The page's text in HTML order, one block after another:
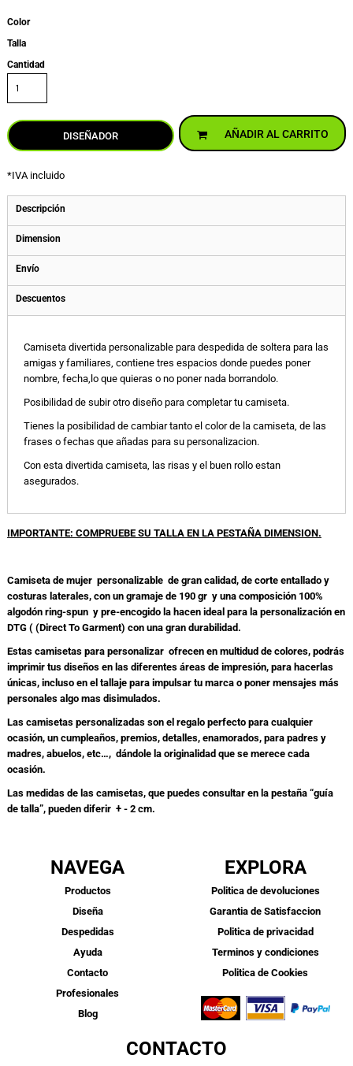
Color
Talla
Cantidad
DISEÑADOR AÑADIR AL CARRITO
*IVA incluido
Descripción
Dimension
Envío
Descuentos
Camiseta divertida personalizable para despedida de soltera para las
amigas y familiares, contiene tres espacios donde puedes poner
nombre, fecha,lo que quieras o no poner nada borrandolo.
Posibilidad de subir otro diseño para completar tu camiseta.
Tienes la posibilidad de cambiar tanto el color de la camiseta, de las
frases o fechas que añadas para su personalizacion.
Con esta divertida camiseta, las risas y el buen rollo estan
asegurados.
IMPORTANTE: COMPRUEBE SU TALLA EN LA PESTAÑA DIMENSION.
Camiseta de mujer personalizable de gran calidad, de corte entallado y
costuras laterales, con un gramaje de 190 gr y una composición 100%
algodón ring-spun y pre-encogido la hacen ideal para la personalización en
DTG ( (Direct To Garment) con una gran durabilidad.
Estas camisetas para personalizar ofrecen en multidud de colores, podrás
imprimir tus diseños en las diferentes áreas de impresión, para hacerlas
únicas, incluso en el tallaje para impulsar tu marca o poner mensajes más
personales algo mas disimulados.
Las camisetas personalizadas son el regalo perfecto para cualquier
ocasión, un cumpleaños, premios, detalles, enamorados, para padres y
madres, abuelos, etc…, dándole la originalidad que se merece cada
ocasión.
Las medidas de las camisetas, que puedes consultar en la pestaña “guía
de talla”, pueden diferir + - 2 cm.
NAVEGA
Productos
Diseña
Despedidas
Ayuda
Contacto
Profesionales
Blog
EXPLORA
Politica de devoluciones
Garantia de Satisfaccion
Politica de privacidad
Terminos y condiciones
Politica de Cookies
CONTACTO